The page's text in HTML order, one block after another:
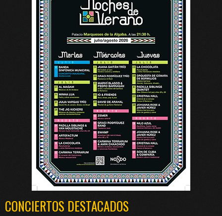
CONCIERTOS DESTACADOS